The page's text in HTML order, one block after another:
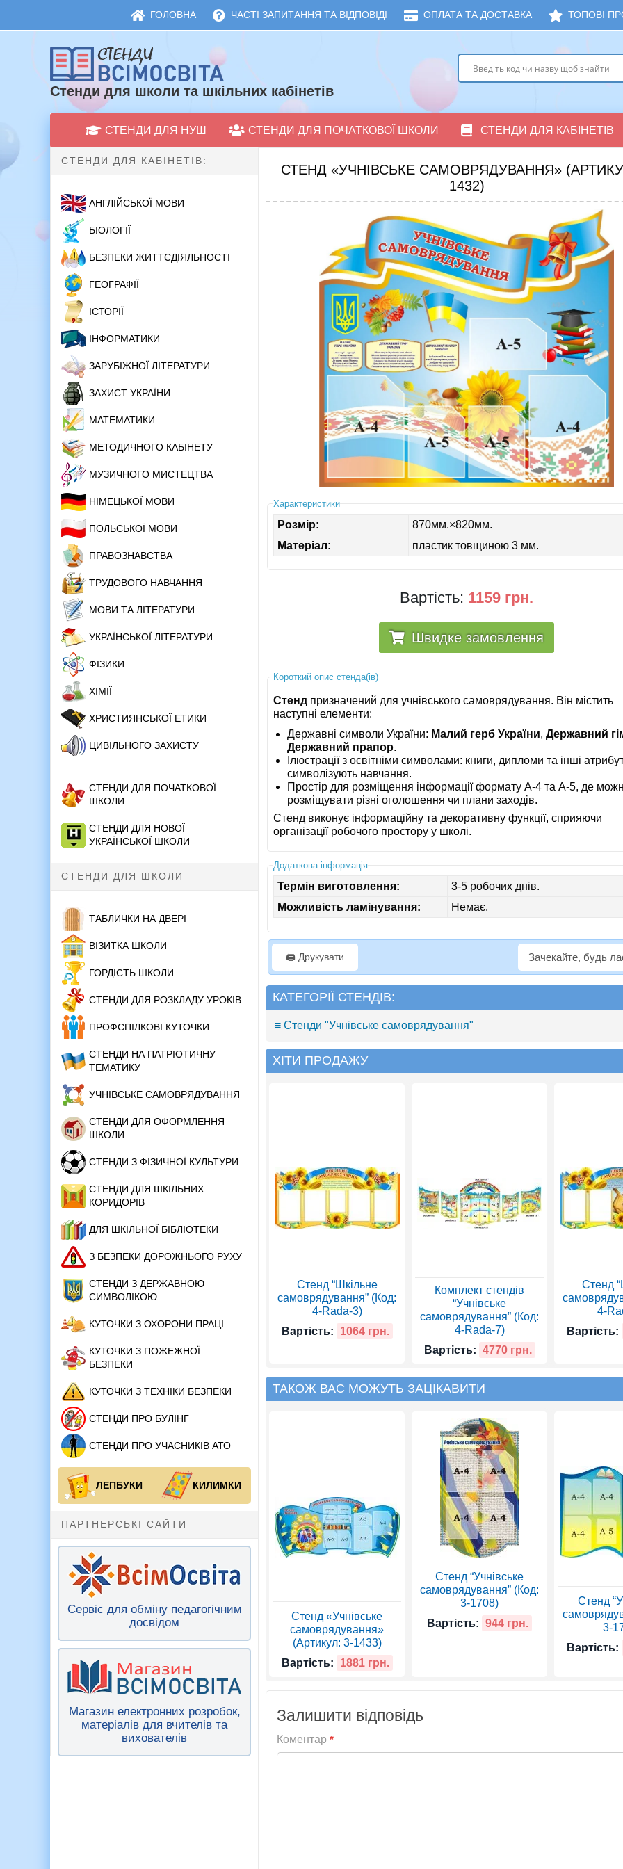
ГОЛОВНА ЧАСТІ ЗАПИТАННЯ ТА ВІДПОВІДІ ОПЛАТА ТА ДОСТАВКА ТОПОВІ
Стенди для школи та шкільних кабінетів
СТЕНДИ ДЛЯ НУШ СТЕНДИ ДЛЯ ПОЧАТКОВОЇ ШКОЛИ СТЕНДИ ДЛЯ КАБІНЕТІВ
СТЕНДИ ДЛЯ КАБІНЕТІВ:
АНГЛІЙСЬКОЇ МОВИ
БІОЛОГІЇ
БЕЗПЕКИ ЖИТТЄДІЯЛЬНОСТІ
ГЕОГРАФІЇ
ІСТОРІЇ
ІНФОРМАТИКИ
ЗАРУБІЖНОЇ ЛІТЕРАТУРИ
ЗАХИСТ УКРАЇНИ
МАТЕМАТИКИ
МЕТОДИЧНОГО КАБІНЕТУ
МУЗИЧНОГО МИСТЕЦТВА
НІМЕЦЬКОЇ МОВИ
ПОЛЬСЬКОЇ МОВИ
ПРАВОЗНАВСТВА
ТРУДОВОГО НАВЧАННЯ
МОВИ ТА ЛІТЕРАТУРИ
УКРАЇНСЬКОЇ ЛІТЕРАТУРИ
ФІЗИКИ
ХІМІЇ
ХРИСТИЯНСЬКОЇ ЕТИКИ
ЦИВІЛЬНОГО ЗАХИСТУ
СТЕНДИ ДЛЯ ПОЧАТКОВОЇ
ШКОЛИ
СТЕНДИ ДЛЯ НОВОЇ
УКРАЇНСЬКОЇ ШКОЛИ
СТЕНДИ ДЛЯ ШКОЛИ
ТАБЛИЧКИ НА ДВЕРІ
ВІЗИТКА ШКОЛИ
ГОРДІСТЬ ШКОЛИ
СТЕНДИ ДЛЯ РОЗКЛАДУ УРОКІВ
ПРОФСПІЛКОВІ КУТОЧКИ
СТЕНДИ НА ПАТРІОТИЧНУ
ТЕМАТИКУ
УЧНІВСЬКЕ САМОВРЯДУВАННЯ
СТЕНДИ ДЛЯ ОФОРМЛЕННЯ
ШКОЛИ
СТЕНДИ З ФІЗИЧНОЇ КУЛЬТУРИ
СТЕНДИ ДЛЯ ШКІЛЬНИХ
КОРИДОРІВ
ДЛЯ ШКІЛЬНОЇ БІБЛІОТЕКИ
З БЕЗПЕКИ ДОРОЖНЬОГО РУХУ
СТЕНДИ З ДЕРЖАВНОЮ
СИМВОЛІКОЮ
КУТОЧКИ З ОХОРОНИ ПРАЦІ
КУТОЧКИ З ПОЖЕЖНОЇ
БЕЗПЕКИ
КУТОЧКИ З ТЕХНІКИ БЕЗПЕКИ
СТЕНДИ ПРО БУЛІНГ
СТЕНДИ ПРО УЧАСНИКІВ АТО
ЛЕПБУКИ КИЛИМКИ
ПАРТНЕРСЬКІ САЙТИ
Сервіс для обміну педагогічним
досвідом
Магазин електронних розробок,
матеріалів для вчителів та
вихователів
СТЕНД «УЧНІВСЬКЕ САМОВРЯДУВАННЯ»
1432)
Характеристики
Розмір:
870мм.×820мм.
Матеріал:
пластик товщиною 3 мм.
Вартість: 1159 грн.
Швидке замовлення
Короткий опис стенда(ів)
Стенд призначений для учнівського самоврядування. Він містить
наступні елементи:
Державні символи України: Малий герб України,Державний
Державний прапор.
Ілюстрації з освітніми символами: книги, дипломи та інші
символізують навчання.
Простір для розміщення інформації формату А-4 та А-5, де
розміщувати різні оголошення чи плани заходів.
Стенд виконує інформаційну та декоративну функції, сприяючи
організації робочого простору у школі.
Додаткова інформація
Термін виготовлення:
3-5 робочих днів.
Можливість ламінування:
Немає.
🖨️ Друкувати Зачекайте, будь
КАТЕГОРІЇ СТЕНДІВ:
≡ Стенди "Учнівське самоврядування"
ХІТИ ПРОДАЖУ
Стенд “Шкільне
самоврядування” (Код:
4-Rada-3)
Вартість:
1064 грн.
Комплект стендів
“Учнівське
самоврядування” (Код:
4-Rada-7)
Вартість: 4770 грн.
Стенд
4-
Вартість:
ТАКОЖ ВАС МОЖУТЬ ЗАЦІКАВИТИ
Стенд «Учнівське
самоврядування»
(Артикул: 3-1433)
Вартість:
1881 грн.
Стенд “Учнівське
самоврядування” (Код:
3-1708)
Вартість: 944 грн.
Стенд
3-
Вартість:
Залишити відповідь
Коментар *